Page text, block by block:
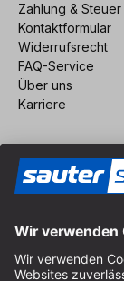
Zahlung & Steuer
Kontaktformular
Widerrufsrecht
FAQ-Service
Über uns
Karriere
Impressum